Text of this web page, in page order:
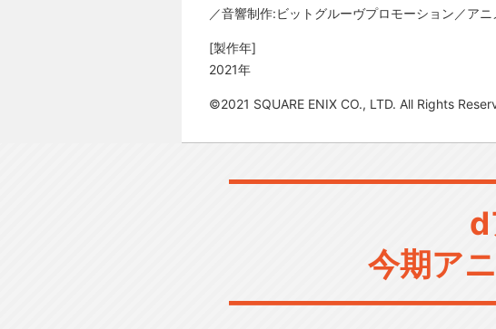
／音響制作:ビットグルーヴプロモーション／ア
[製作年]
2021年
©2021 SQUARE ENIX CO., LTD. All Rights
d
今期ア